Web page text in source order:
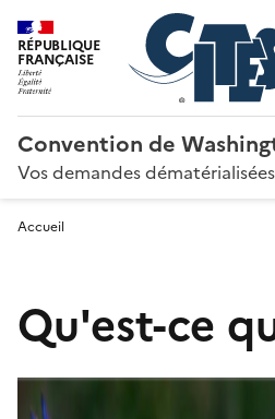
RÉPUBLIQUE
FRANÇAISE
Convention de
Vos demandes
Accueil
Qu'est-ce